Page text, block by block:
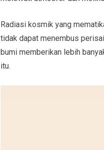
Radiasi kosmik yang
tidak dapat menembus
bumi memberikan lebih
itu.